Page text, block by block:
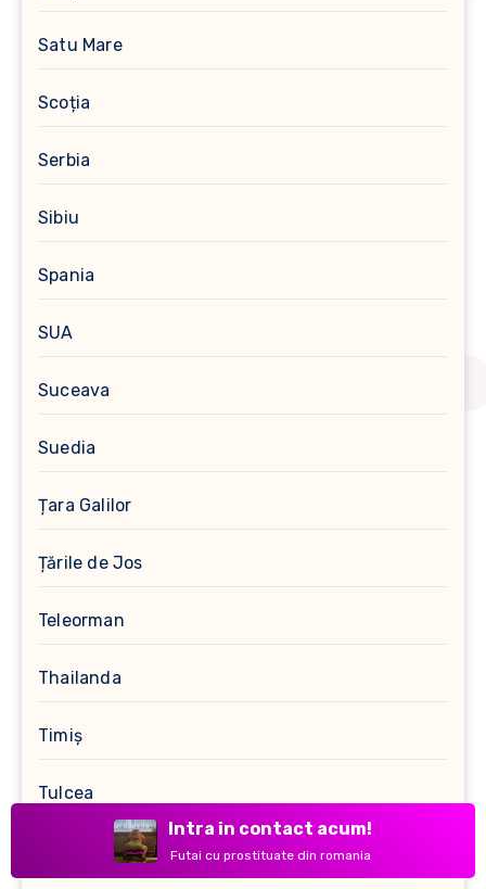
Satu Mare
Scoția
Serbia
Sibiu
Spania
SUA
Suceava
Suedia
Țara Galilor
Țările de Jos
Teleorman
Thailanda
Timiș
Tulcea
Intra in contact acum!
Futai cu prostituate din romania